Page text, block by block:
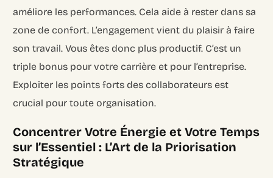
améliore les performances. Cela aide à rester dans sa
zone de confort. L’engagement vient du plaisir à faire
son travail. Vous êtes donc plus productif. C’est un
triple bonus pour votre carrière et pour l’entreprise.
Exploiter les points forts des collaborateurs est
crucial pour toute organisation.
Concentrer Votre Énergie et Votre Temps
sur l’Essentiel : L’Art de la Priorisation
Stratégique